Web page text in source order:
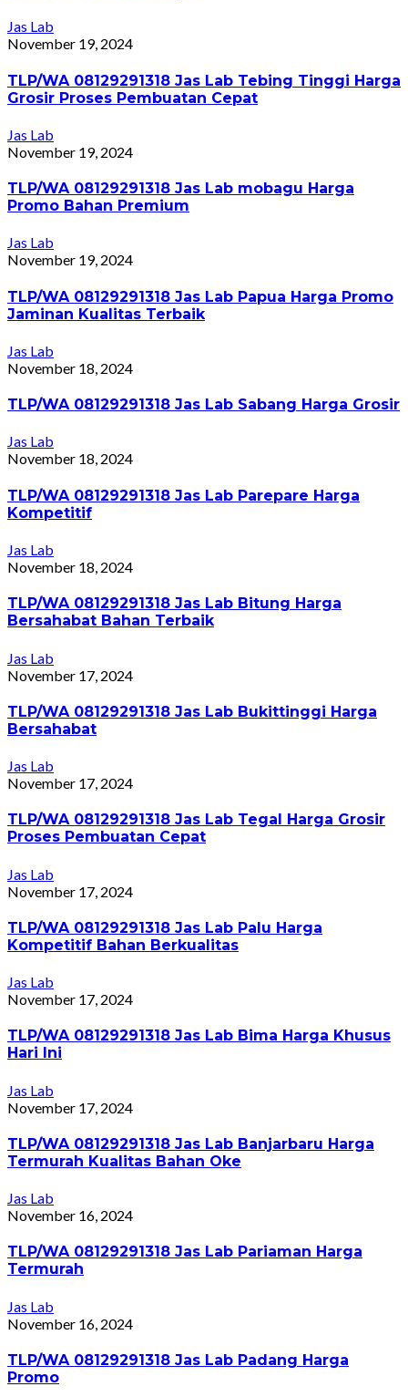
Jas Lab
November 19, 2024
TLP/WA 08129291318 Jas Lab Tebing Tinggi Harga
Grosir Proses Pembuatan Cepat
Jas Lab
November 19, 2024
TLP/WA 08129291318 Jas Lab mobagu Harga
Promo Bahan Premium
Jas Lab
November 19, 2024
TLP/WA 08129291318 Jas Lab Papua Harga Promo
Jaminan Kualitas Terbaik
Jas Lab
November 18, 2024
TLP/WA 08129291318 Jas Lab Sabang Harga Grosir
Jas Lab
November 18, 2024
TLP/WA 08129291318 Jas Lab Parepare Harga
Kompetitif
Jas Lab
November 18, 2024
TLP/WA 08129291318 Jas Lab Bitung Harga
Bersahabat Bahan Terbaik
Jas Lab
November 17, 2024
TLP/WA 08129291318 Jas Lab Bukittinggi Harga
Bersahabat
Jas Lab
November 17, 2024
TLP/WA 08129291318 Jas Lab Tegal Harga Grosir
Proses Pembuatan Cepat
Jas Lab
November 17, 2024
TLP/WA 08129291318 Jas Lab Palu Harga
Kompetitif Bahan Berkualitas
Jas Lab
November 17, 2024
TLP/WA 08129291318 Jas Lab Bima Harga Khusus
Hari Ini
Jas Lab
November 17, 2024
TLP/WA 08129291318 Jas Lab Banjarbaru Harga
Termurah Kualitas Bahan Oke
Jas Lab
November 16, 2024
TLP/WA 08129291318 Jas Lab Pariaman Harga
Termurah
Jas Lab
November 16, 2024
TLP/WA 08129291318 Jas Lab Padang Harga
Promo